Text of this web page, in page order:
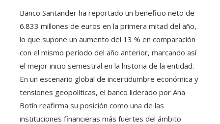
Banco Santander ha reportado un beneficio neto de
6.833 millones de euros en la primera mitad del año,
lo que supone un aumento del 13 % en comparación
con el mismo período del año anterior, marcando así
el mejor inicio semestral en la historia de la entidad.
En un escenario global de incertidumbre económica y
tensiones geopolíticas, el banco liderado por Ana
Botín reafirma su posición como una de las
instituciones financieras más fuertes del ámbito